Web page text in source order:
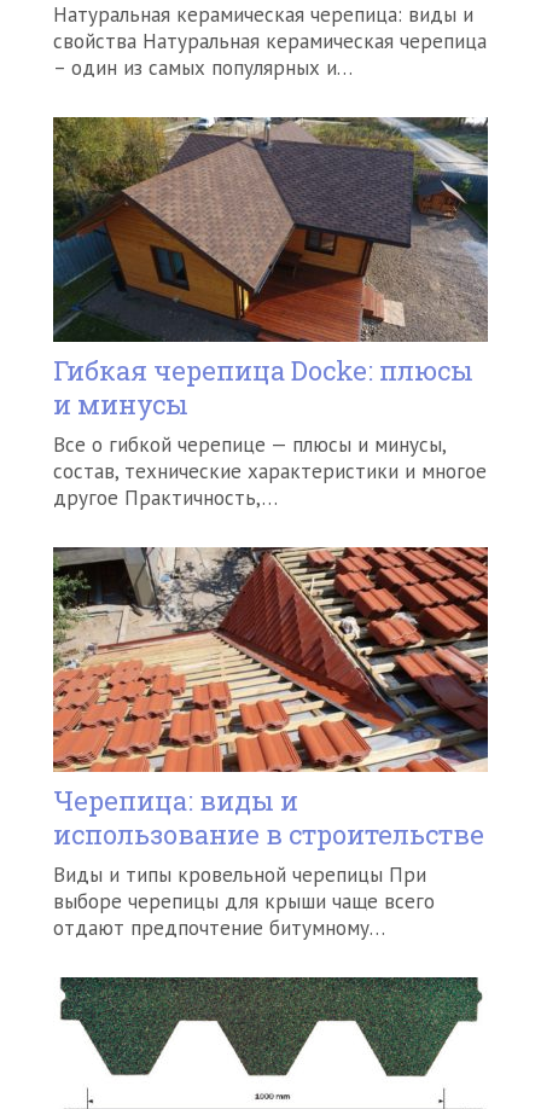
Натуральная керамическая черепица: виды и
свойства Натуральная керамическая черепица
– один из самых популярных и…
Гибкая черепица Docke: плюсы
и минусы
Все о гибкой черепице — плюсы и минусы,
состав, технические характеристики и многое
другое Практичность,…
Черепица: виды и
использование в строительстве
Виды и типы кровельной черепицы При
выборе черепицы для крыши чаще всего
отдают предпочтение битумному…